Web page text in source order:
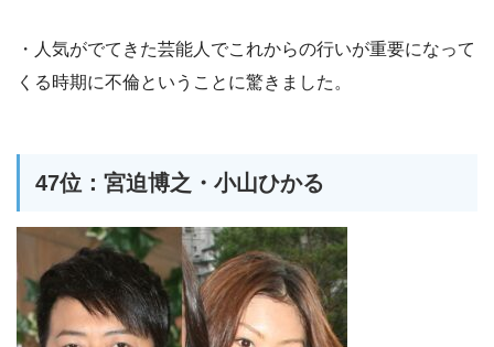
・人気がでてきた芸能人でこれからの行いが重要になって
くる時期に不倫ということに驚きました。
47位：宮迫博之・小山ひかる